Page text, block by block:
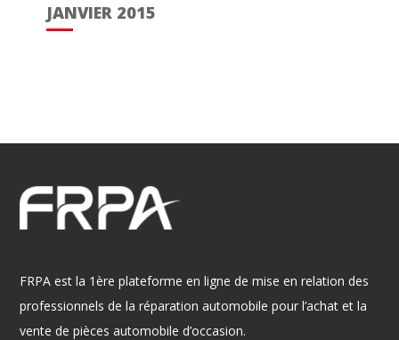
JANVIER 2015
FRPA est la 1ère plateforme en ligne de mise en relation des
professionnels de la réparation automobile pour l’achat et la
vente de pièces automobile d’occasion.